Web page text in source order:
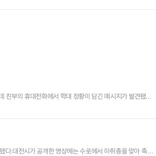
친부의 휴대전화에서 학대 정황이 담긴 메시지가 발견됐
메시지를 보냈다. 이에 대해 경찰 조사에서 A씨는 해당 폭행
.대전시가 공개한 영상에는 수로에서 마취총을 맞아 축 늘